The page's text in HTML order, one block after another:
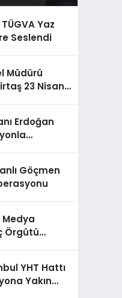
Yaz
Seslendi
Müdürü
23 Nisan
Erdoğan
Göçmen
Medya
Örgütü
YHT Hattı
Yakın